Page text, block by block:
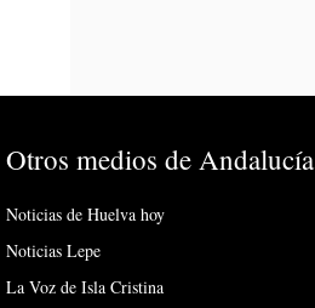
Otros medios de Andalucía
Noticias de Huelva hoy
Noticias Lepe
La Voz de Isla Cristina